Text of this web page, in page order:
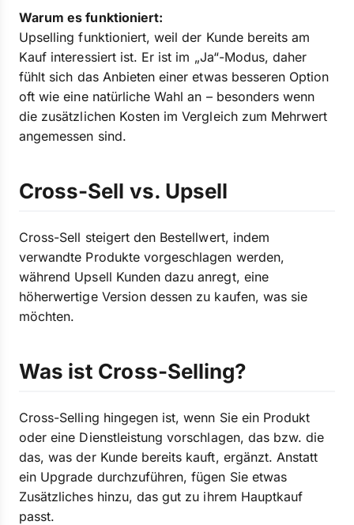
Warum es funktioniert:
Upselling funktioniert, weil der Kunde bereits am
Kauf interessiert ist. Er ist im „Ja“-Modus, daher
fühlt sich das Anbieten einer etwas besseren Option
oft wie eine natürliche Wahl an – besonders wenn
die zusätzlichen Kosten im Vergleich zum Mehrwert
angemessen sind.
Cross-Sell vs. Upsell
Cross-Sell steigert den Bestellwert, indem
verwandte Produkte vorgeschlagen werden,
während Upsell Kunden dazu anregt, eine
höherwertige Version dessen zu kaufen, was sie
möchten.
Was ist Cross-Selling?
Cross-Selling hingegen ist, wenn Sie ein Produkt
oder eine Dienstleistung vorschlagen, das bzw. die
das, was der Kunde bereits kauft, ergänzt. Anstatt
ein Upgrade durchzuführen, fügen Sie etwas
Zusätzliches hinzu, das gut zu ihrem Hauptkauf
passt.